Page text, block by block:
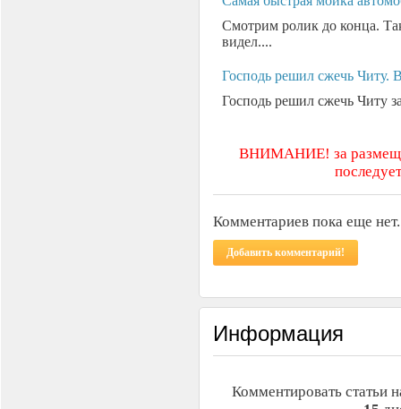
Смотрим ролик до конца.
видел....
Господь решил сжечь Читу.
Господь решил сжечь Читу
ВНИМАНИЕ! за
Комментариев пока еще
Добавить комментарий!
Информация
Комментировать статьи